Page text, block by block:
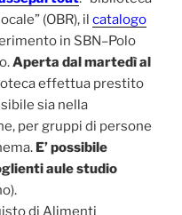
(OBR), il catalogo
in SBN–Polo
Aperta dal martedì al
effettua prestito
sia nella
per gruppi di persone
E’ possibile
aule studio
di Alimenti